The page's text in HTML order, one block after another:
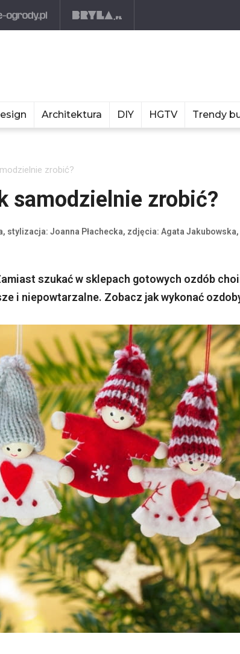
Architektura DIY HGTV Trendy
zrobić?
samodzielnie zrobić?
stylizacja: Joanna Płachecka, zdjęcia: Agata
szukać w sklepach gotowych ozdób
i niepowtarzalne. Zobacz jak wykonać